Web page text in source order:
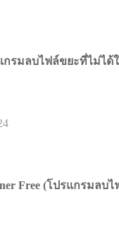
กรมลบไฟล์ขยะที่ไม่ได้
Free (โปรแกรมลบ